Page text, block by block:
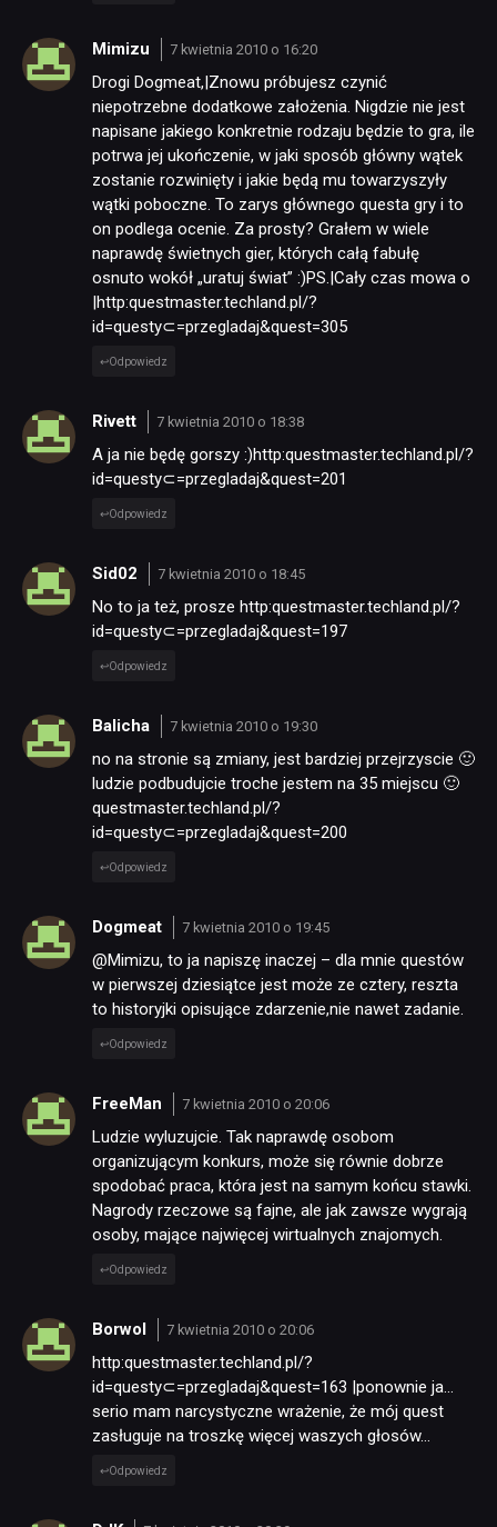
NEWSY
PUBLICYSTYKA
KULTURA
Mimizu 7 kwietnia 2010 o 16:20
Drogi Dogmeat,|Znowu próbujesz czynić
niepotrzebne dodatkowe założenia. Nigdzie nie jest
napisane jakiego konkretnie rodzaju będzie to gra, ile
potrwa jej ukończenie, w jaki sposób główny wątek
zostanie rozwinięty i jakie będą mu towarzyszyły
wątki poboczne. To zarys głównego questa gry i to
on podlega ocenie. Za prosty? Grałem w wiele
naprawdę świetnych gier, których całą fabułę
osnuto wokół „uratuj świat” :)PS.|Cały czas mowa o
|http:questmaster.techland.pl/?
id=questy⊂=przegladaj&quest=305
Odpowiedz
Rivett 7 kwietnia 2010 o 18:38
A ja nie będę gorszy :)http:questmaster.techland.pl/?
id=questy⊂=przegladaj&quest=201
Odpowiedz
Sid02 7 kwietnia 2010 o 18:45
No to ja też, prosze http:questmaster.techland.pl/?
id=questy⊂=przegladaj&quest=197
Odpowiedz
Balicha 7 kwietnia 2010 o 19:30
no na stronie są zmiany, jest bardziej przejrzyscie 🙂
ludzie podbudujcie troche jestem na 35 miejscu 🙂
questmaster.techland.pl/?
id=questy⊂=przegladaj&quest=200
Odpowiedz
Dogmeat 7 kwietnia 2010 o 19:45
@Mimizu, to ja napiszę inaczej – dla mnie questów
w pierwszej dziesiątce jest może ze cztery, reszta
to historyjki opisujące zdarzenie,nie nawet zadanie.
Odpowiedz
FreeMan 7 kwietnia 2010 o 20:06
Ludzie wyluzujcie. Tak naprawdę osobom
organizującym konkurs, może się równie dobrze
spodobać praca, która jest na samym końcu stawki.
Nagrody rzeczowe są fajne, ale jak zawsze wygrają
osoby, mające najwięcej wirtualnych znajomych.
Odpowiedz
Borwol 7 kwietnia 2010 o 20:06
http:questmaster.techland.pl/?
id=questy⊂=przegladaj&quest=163 |ponownie ja…
serio mam narcystyczne wrażenie, że mój quest
zasługuje na troszkę więcej waszych głosów…
Odpowiedz